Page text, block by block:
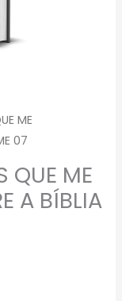
ME
07
QUE ME
A BÍBLIA